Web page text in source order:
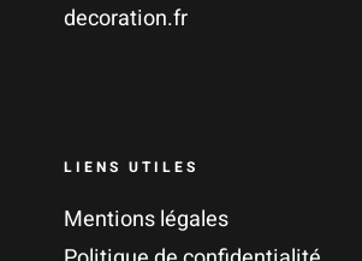
decoration.fr
LIENS UTILES
Mentions légales